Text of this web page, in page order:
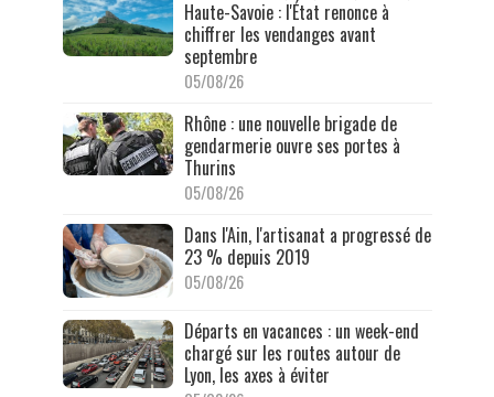
Haute-Savoie : l'État renonce à
chiffrer les vendanges avant
septembre
05/08/26
Rhône : une nouvelle brigade de
gendarmerie ouvre ses portes à
Thurins
05/08/26
Dans l'Ain, l'artisanat a progressé de
23 % depuis 2019
05/08/26
Départs en vacances : un week-end
chargé sur les routes autour de
Lyon, les axes à éviter